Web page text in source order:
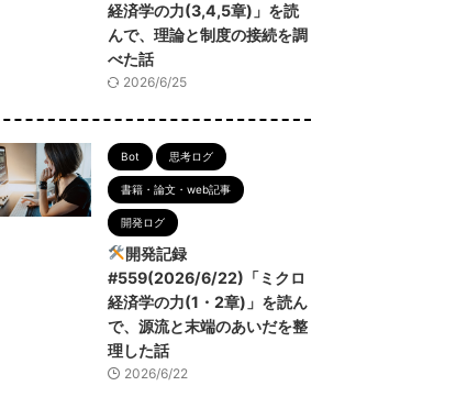
経済学の力(3,4,5章)」を読
んで、理論と制度の接続を調
べた話
2026/6/25
Bot 思考ログ
書籍・論文・web記事
開発ログ
開発記録
#559(2026/6/22)「ミクロ
経済学の力(1・2章)」を読ん
で、源流と末端のあいだを整
理した話
2026/6/22